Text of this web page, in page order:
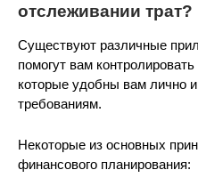
отслеживании трат?
Существуют различные
помогут вам
которые удобны вам лично
требованиям.
Некоторые из основных
финансового планирования: